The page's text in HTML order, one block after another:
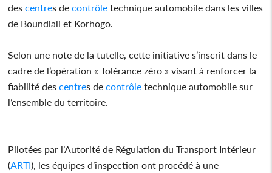
descentres decontrôle technique automobile dans les villes
de Boundiali et Korhogo.
Selon une note de la tutelle, cette initiative s’inscrit dans le
cadre de l’opération « Tolérance zéro » visant à renforcer la
fiabilité descentres decontrôle technique automobile sur
l’ensemble du territoire.
Pilotées par l’Autorité de Régulation du Transport Intérieur
(ARTI), les équipes d’inspection ont procédé à une